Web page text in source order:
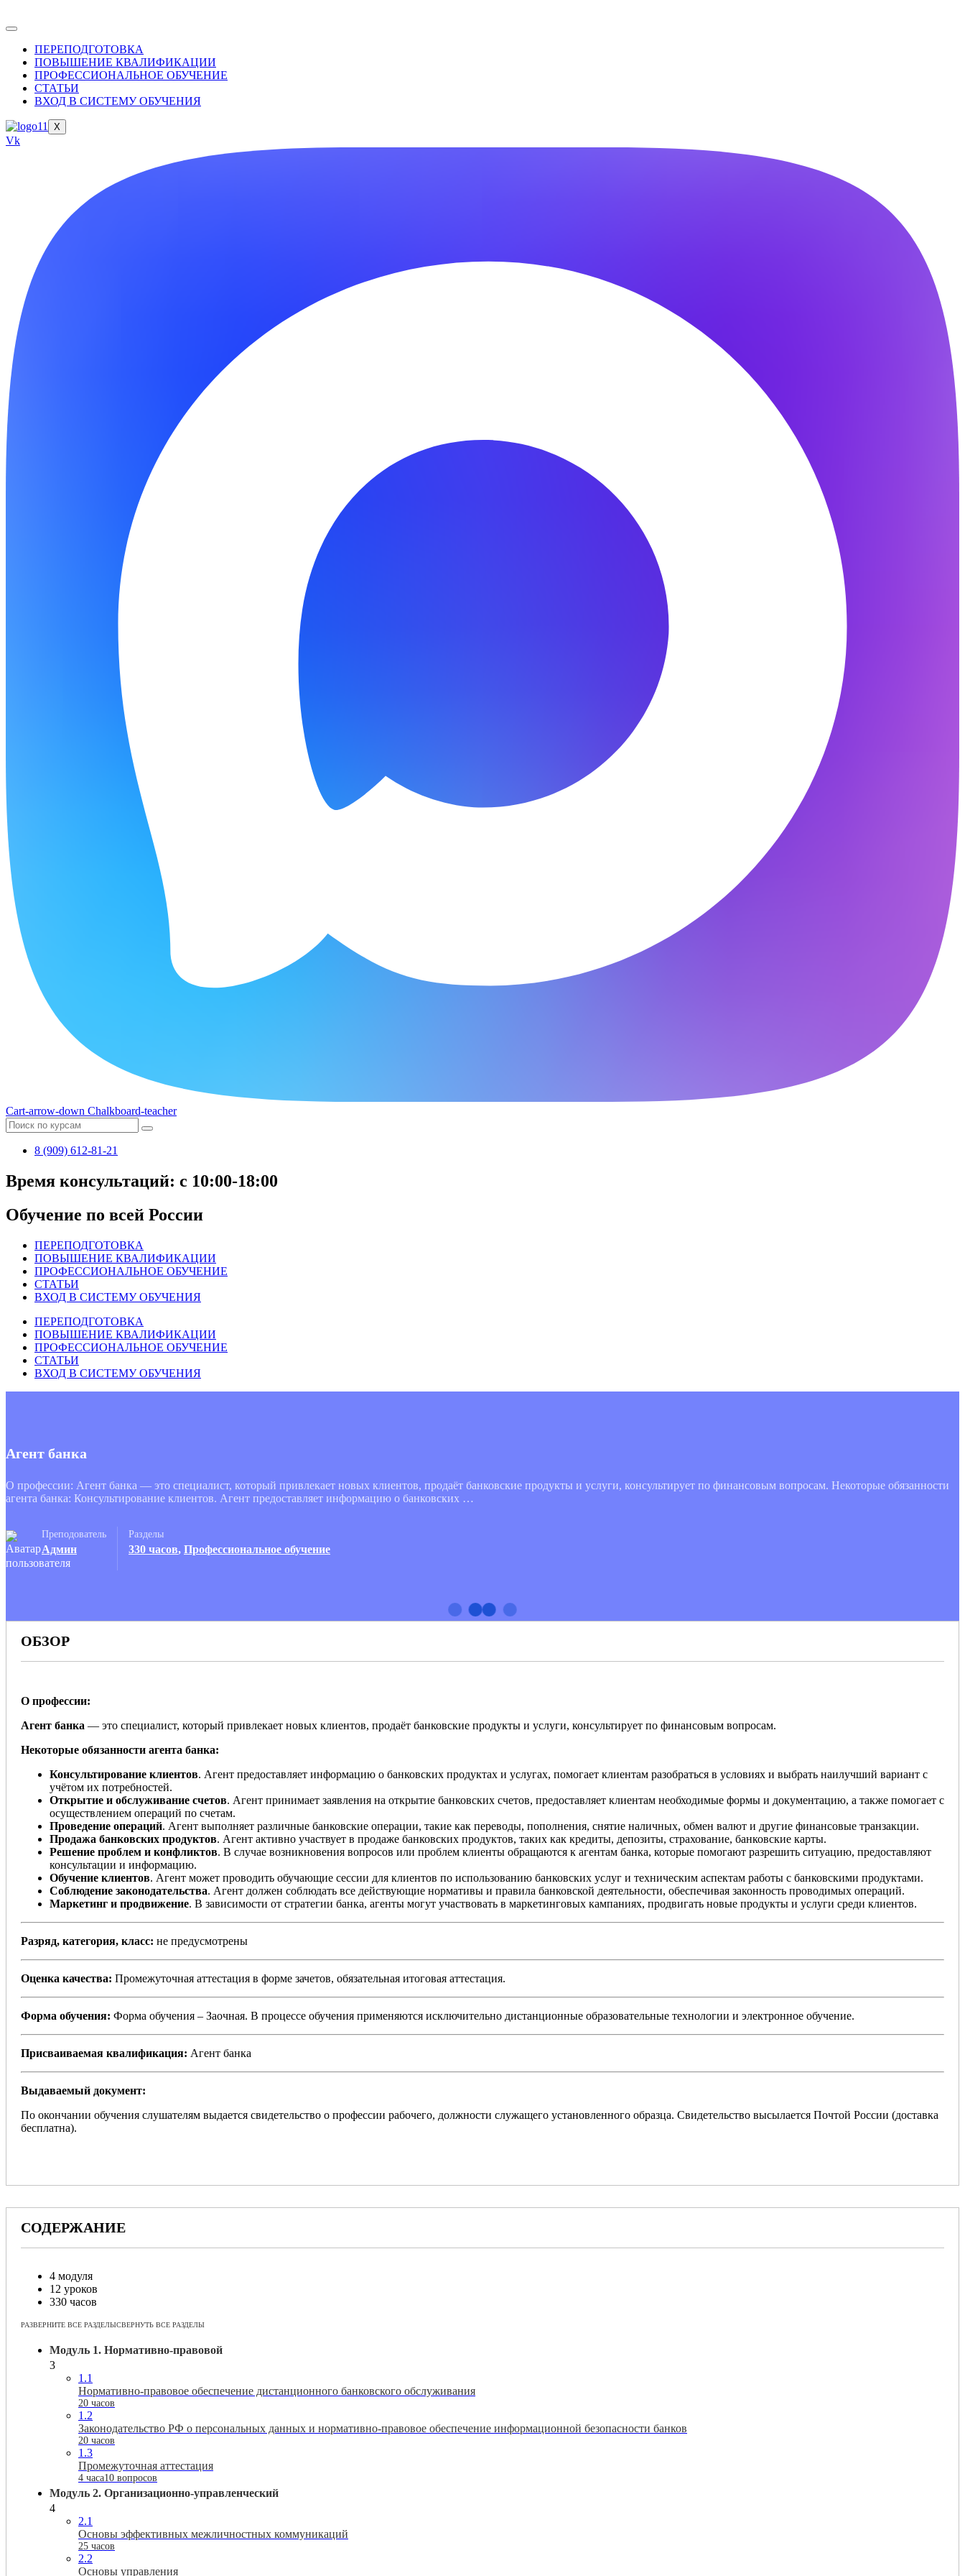
ПЕРЕПОДГОТОВКА
ПОВЫШЕНИЕ КВАЛИФИКАЦИИ
ПРОФЕССИОНАЛЬНОЕ ОБУЧЕНИЕ
СТАТЬИ
ВХОД В СИСТЕМУ ОБУЧЕНИЯ
X
Vk
Cart-arrow-down Chalkboard-teacher
8 (909) 612-81-21
Время консультаций: с 10:00-18:00
Обучение по всей России
ПЕРЕПОДГОТОВКА
ПОВЫШЕНИЕ КВАЛИФИКАЦИИ
ПРОФЕССИОНАЛЬНОЕ ОБУЧЕНИЕ
СТАТЬИ
ВХОД В СИСТЕМУ ОБУЧЕНИЯ
ПЕРЕПОДГОТОВКА
ПОВЫШЕНИЕ КВАЛИФИКАЦИИ
ПРОФЕССИОНАЛЬНОЕ ОБУЧЕНИЕ
СТАТЬИ
ВХОД В СИСТЕМУ ОБУЧЕНИЯ
Агент банка
О профессии: Агент банка — это специалист, который привлекает новых клиентов, продаёт банковские продукты и услуги, консультирует по финансовым вопросам. Некоторые обязанности
агента банка: Консультирование клиентов. Агент предоставляет информацию о банковских …
Преподователь
Админ
Разделы
330 часов, Профессиональное обучение
ОБЗОР
О профессии:
Агент банка — это специалист, который привлекает новых клиентов, продаёт банковские продукты и услуги, консультирует по финансовым вопросам.
Некоторые обязанности агента банка:
Консультирование клиентов. Агент предоставляет информацию о банковских продуктах и услугах, помогает клиентам разобраться в условиях и выбрать наилучший вариант с
учётом их потребностей.
Открытие и обслуживание счетов. Агент принимает заявления на открытие банковских счетов, предоставляет клиентам необходимые формы и документацию, а также помогает с
осуществлением операций по счетам.
Проведение операций. Агент выполняет различные банковские операции, такие как переводы, пополнения, снятие наличных, обмен валют и другие финансовые транзакции.
Продажа банковских продуктов. Агент активно участвует в продаже банковских продуктов, таких как кредиты, депозиты, страхование, банковские карты.
Решение проблем и конфликтов. В случае возникновения вопросов или проблем клиенты обращаются к агентам банка, которые помогают разрешить ситуацию, предоставляют
консультации и информацию.
Обучение клиентов. Агент может проводить обучающие сессии для клиентов по использованию банковских услуг и техническим аспектам работы с банковскими продуктами.
Соблюдение законодательства. Агент должен соблюдать все действующие нормативы и правила банковской деятельности, обеспечивая законность проводимых операций.
Маркетинг и продвижение. В зависимости от стратегии банка, агенты могут участвовать в маркетинговых кампаниях, продвигать новые продукты и услуги среди клиентов.
Разряд, категория, класс: не предусмотрены
Оценка качества: Промежуточная аттестация в форме зачетов, обязательная итоговая аттестация.
Форма обучения: Форма обучения – Заочная. В процессе обучения применяются исключительно дистанционные образовательные технологии и электронное обучение.
Присваиваемая квалификация: Агент банка
Выдаваемый документ:
По окончании обучения слушателям выдается свидетельство о профессии рабочего, должности служащего установленного образца. Свидетельство высылается Почтой России (доставка
бесплатна).
СОДЕРЖАНИЕ
4 модуля
12 уроков
330 часов
РАЗВЕРНИТЕ ВСЕ РАЗДЕЛЫСВЕРНУТЬ ВСЕ РАЗДЕЛЫ
Модуль 1. Нормативно-правовой
3
1.1
Нормативно-правовое обеспечение дистанционного банковского обслуживания
20 часов
1.2
Законодательство РФ о персональных данных и нормативно-правовое обеспечение информационной безопасности банков
20 часов
1.3
Промежуточная аттестация
4 часа10 вопросов
Модуль 2. Организационно-управленческий
4
2.1
Основы эффективных межличностных коммуникаций
25 часов
2.2
Основы управления